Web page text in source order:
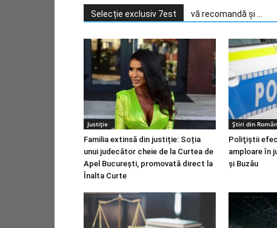
Selecție exclusiv 7est vă recomandă și ...
Justiție
Familia extinsă din justiție: Soția
unui judecător cheie de la Curtea de
Apel București, promovată direct la
Înalta Curte
Știri din
Poliţiştii
amploare în
şi Buzău